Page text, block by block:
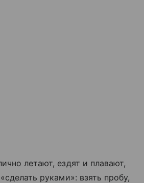
летают, ездят и плавают,
руками»: взять пробу,